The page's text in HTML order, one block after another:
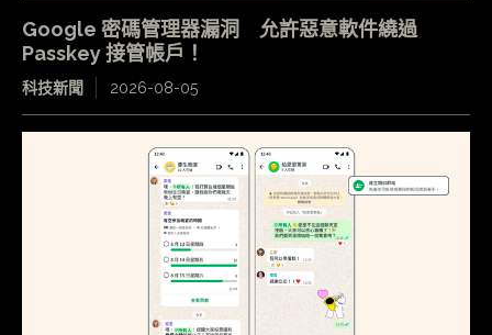
Google 密碼管理器漏洞 允許惡意軟件繞過
Passkey 接管帳戶！
科技新聞 2026-08-05